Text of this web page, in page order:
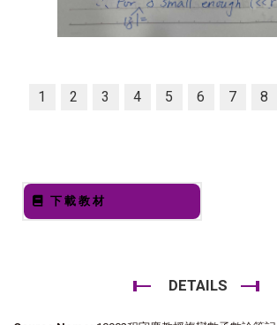
1 2 3 4 5 6 7 8
下載教材
DETAILS